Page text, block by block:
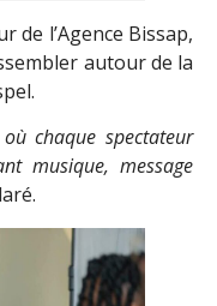
de l’Agence Bissap,
autour de la
chaque spectateur
musique, message